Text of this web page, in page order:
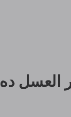
العسل ده